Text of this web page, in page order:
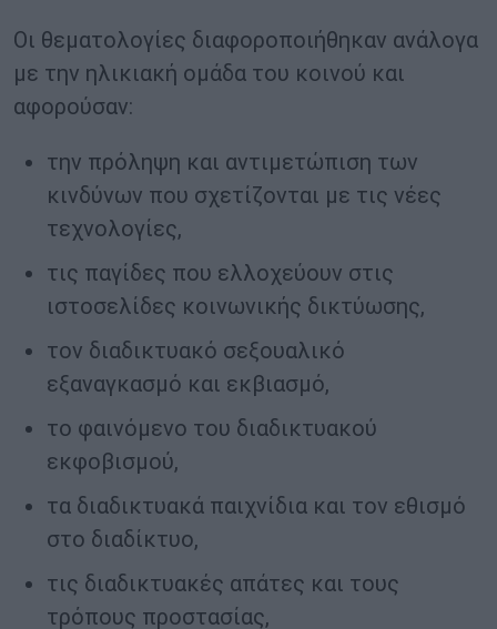
Οι θεματολογίες διαφοροποιήθηκαν ανάλογα
με την ηλικιακή ομάδα του κοινού και
αφορούσαν:
την πρόληψη και αντιμετώπιση των
κινδύνων που σχετίζονται με τις νέες
τεχνολογίες,
τις παγίδες που ελλοχεύουν στις
ιστοσελίδες κοινωνικής δικτύωσης,
τον διαδικτυακό σεξουαλικό
εξαναγκασμό και εκβιασμό,
το φαινόμενο του διαδικτυακού
εκφοβισμού,
τα διαδικτυακά παιχνίδια και τον εθισμό
στο διαδίκτυο,
τις διαδικτυακές απάτες και τους
τρόπους προστασίας,